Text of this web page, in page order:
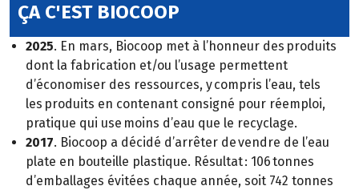
ÇA C'EST BIOCOOP
2025. En mars, Biocoop met à l’honneur des produits
dont la fabrication et/ou l’usage permettent
d’économiser des ressources, y compris l’eau, tels
les produits en contenant consigné pour réemploi,
pratique qui use moins d’eau que le recyclage.
2017. Biocoop a décidé d’arrêter de vendre de l’eau
plate en bouteille plastique. Résultat : 106 tonnes
d’emballages évitées chaque année, soit 742 tonnes